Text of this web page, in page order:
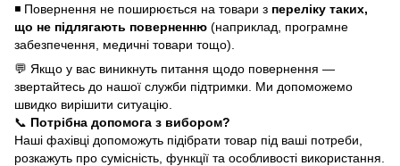
◾ Повернення не поширюється на товари з переліку таких,
що не підлягають поверненню (наприклад, програмне
забезпечення, медичні товари тощо).
💬 Якщо у вас виникнуть питання щодо повернення —
звертайтесь до нашої служби підтримки. Ми допоможемо
швидко вирішити ситуацію.
📞 Потрібна допомога з вибором?
Наші фахівці допоможуть підібрати товар під ваші потреби,
розкажуть про сумісність, функції та особливості використання.